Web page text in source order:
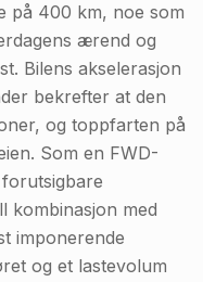
på 400 km, noe som
ærend og
Bilens akselerasjon
bekrefter at den
og toppfarten på
Som en FWD-
kombinasjon med
imponerende
og et lastevolum